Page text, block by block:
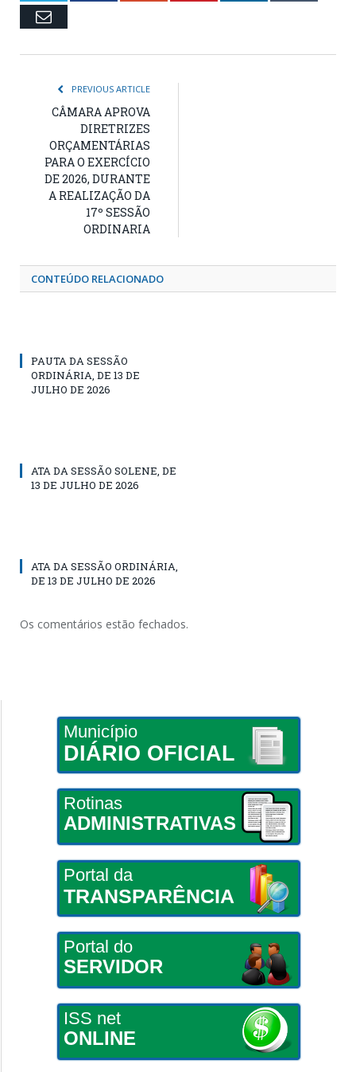
Email
PREVIOUS ARTICLE
CÂMARA APROVA
DIRETRIZES
ORÇAMENTÁRIAS
PARA O EXERCÍCIO
DE 2026, DURANTE
A REALIZAÇÃO DA
17º SESSÃO
ORDINARIA
CONTEÚDO RELACIONADO
PAUTA DA SESSÃO
ORDINÁRIA, DE 13 DE
JULHO DE 2026
ATA DA SESSÃO SOLENE, DE
13 DE JULHO DE 2026
ATA DA SESSÃO ORDINÁRIA,
DE 13 DE JULHO DE 2026
Os comentários estão fechados.
Município
DIÁRIO OFICIAL
Rotinas
ADMINISTRATIVAS
Portal da
TRANSPARÊNCIA
Portal do
SERVIDOR
ISS net
ONLINE